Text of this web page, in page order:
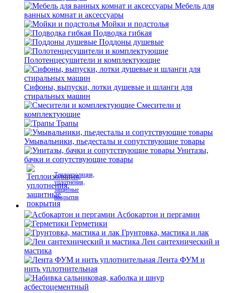
Мебель для
ванных комнат и аксессуары
Мойки и подстолья
Подводка гибкая
Поддоны душевые
Полотенцесушители и комплектующие
Сифоны, выпуски, лотки душевые и шланги для
стиральных машин
Смесители и
комплектующие
Трапы
Умывальники, пьедесталы и сопутствующие товары
Унитазы,
бачки и сопутствующие товары
Теплоизоляция,
уплотнения,
защитные
покрытия
Асбокартон и пергамин
Герметики
Грунтовка, мастика и лак
Лен сантехнический и
мастика
Лента ФУМ и
нить уплотнительная